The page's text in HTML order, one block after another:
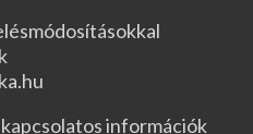
információk